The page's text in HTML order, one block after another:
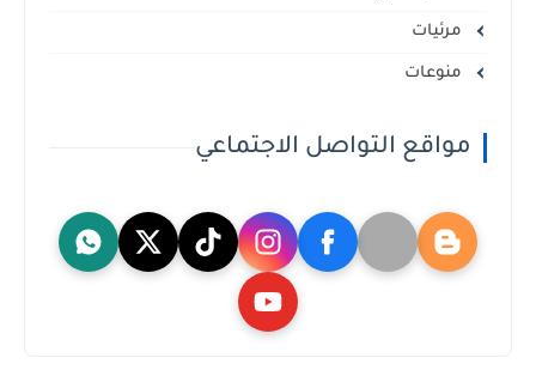
مرئيات
منوعات
مواقع التواصل الاجتماعي